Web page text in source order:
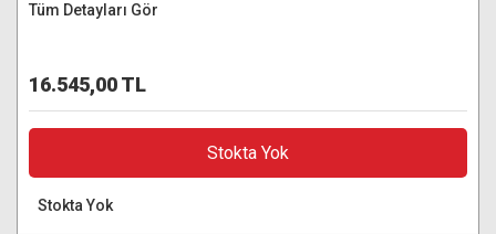
Tüm Detayları Gör
16.545,00 TL
Stokta Yok
Stokta Yok